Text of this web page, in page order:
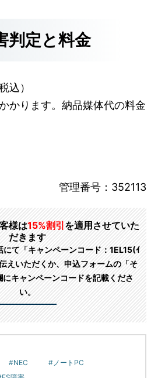
判定と料金
込）
かります。納品媒体代の料金
管理番号：352113
様は15%割引 を適用させていた
だきます
て「キャンペーンコード：1EL15(ｲ
えいただくか、申込フォームの「そ
キャンペーンコードを記載くださ
い。
NEC
ノートPC